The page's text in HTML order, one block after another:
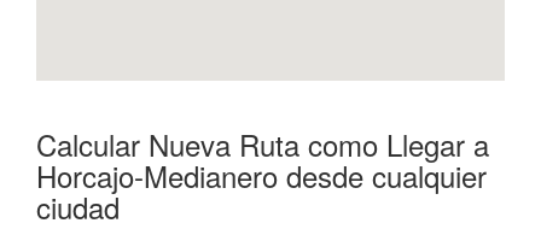
Calcular Nueva Ruta como Llegar a
Horcajo-Medianero desde cualquier
ciudad